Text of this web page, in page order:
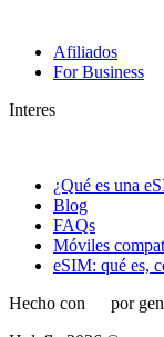
Afiliados
For Business
Interes
¿Qué es una
Blog
FAQs
Móviles
eSIM: qué es,
Hecho con
por